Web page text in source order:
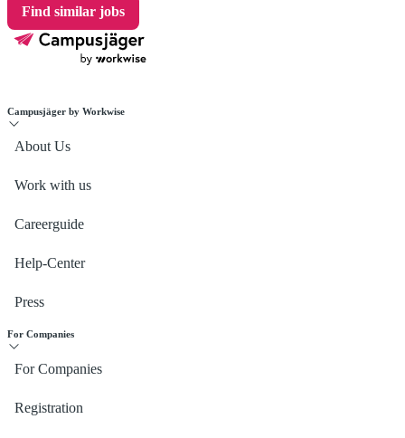
Find similar jobs
Campusjäger by Workwise
About Us
Work with us
Careerguide
Help-Center
Press
For Companies
For Companies
Registration